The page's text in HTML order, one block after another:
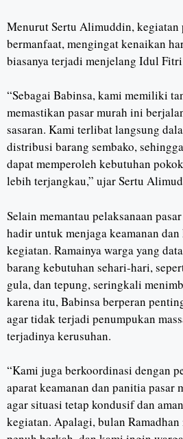
Menurut Sertu Alimuddin, kegiatan
bermanfaat, mengingat kenaikan
biasanya terjadi menjelang Idul
“Sebagai Babinsa, kami memiliki
memastikan pasar murah ini
sasaran. Kami terlibat langsung
distribusi barang sembako,
dapat memperoleh kebutuhan
lebih terjangkau,” ujar Sertu
Selain memantau pelaksanaan
hadir untuk menjaga keamanan
kegiatan. Ramainya warga yang
barang kebutuhan sehari-hari,
gula, dan tepung, seringkali
karena itu, Babinsa berperan
agar tidak terjadi penumpukan
terjadinya kerusuhan.
“Kami juga berkoordinasi dengan
aparat keamanan dan panitia pasar
agar situasi tetap kondusif dan
kegiatan. Apalagi, bulan